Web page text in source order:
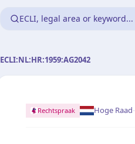
ECLI, legal area or keyword...
ECLI:NL:HR:1959:AG2042
Rechtspraak Hoge Raad·